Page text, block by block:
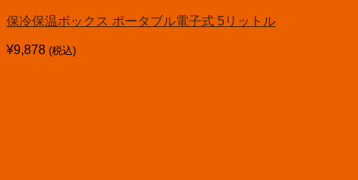
保冷保温ボックス ポータブル電子式 5リットル
¥9,878 (税込)